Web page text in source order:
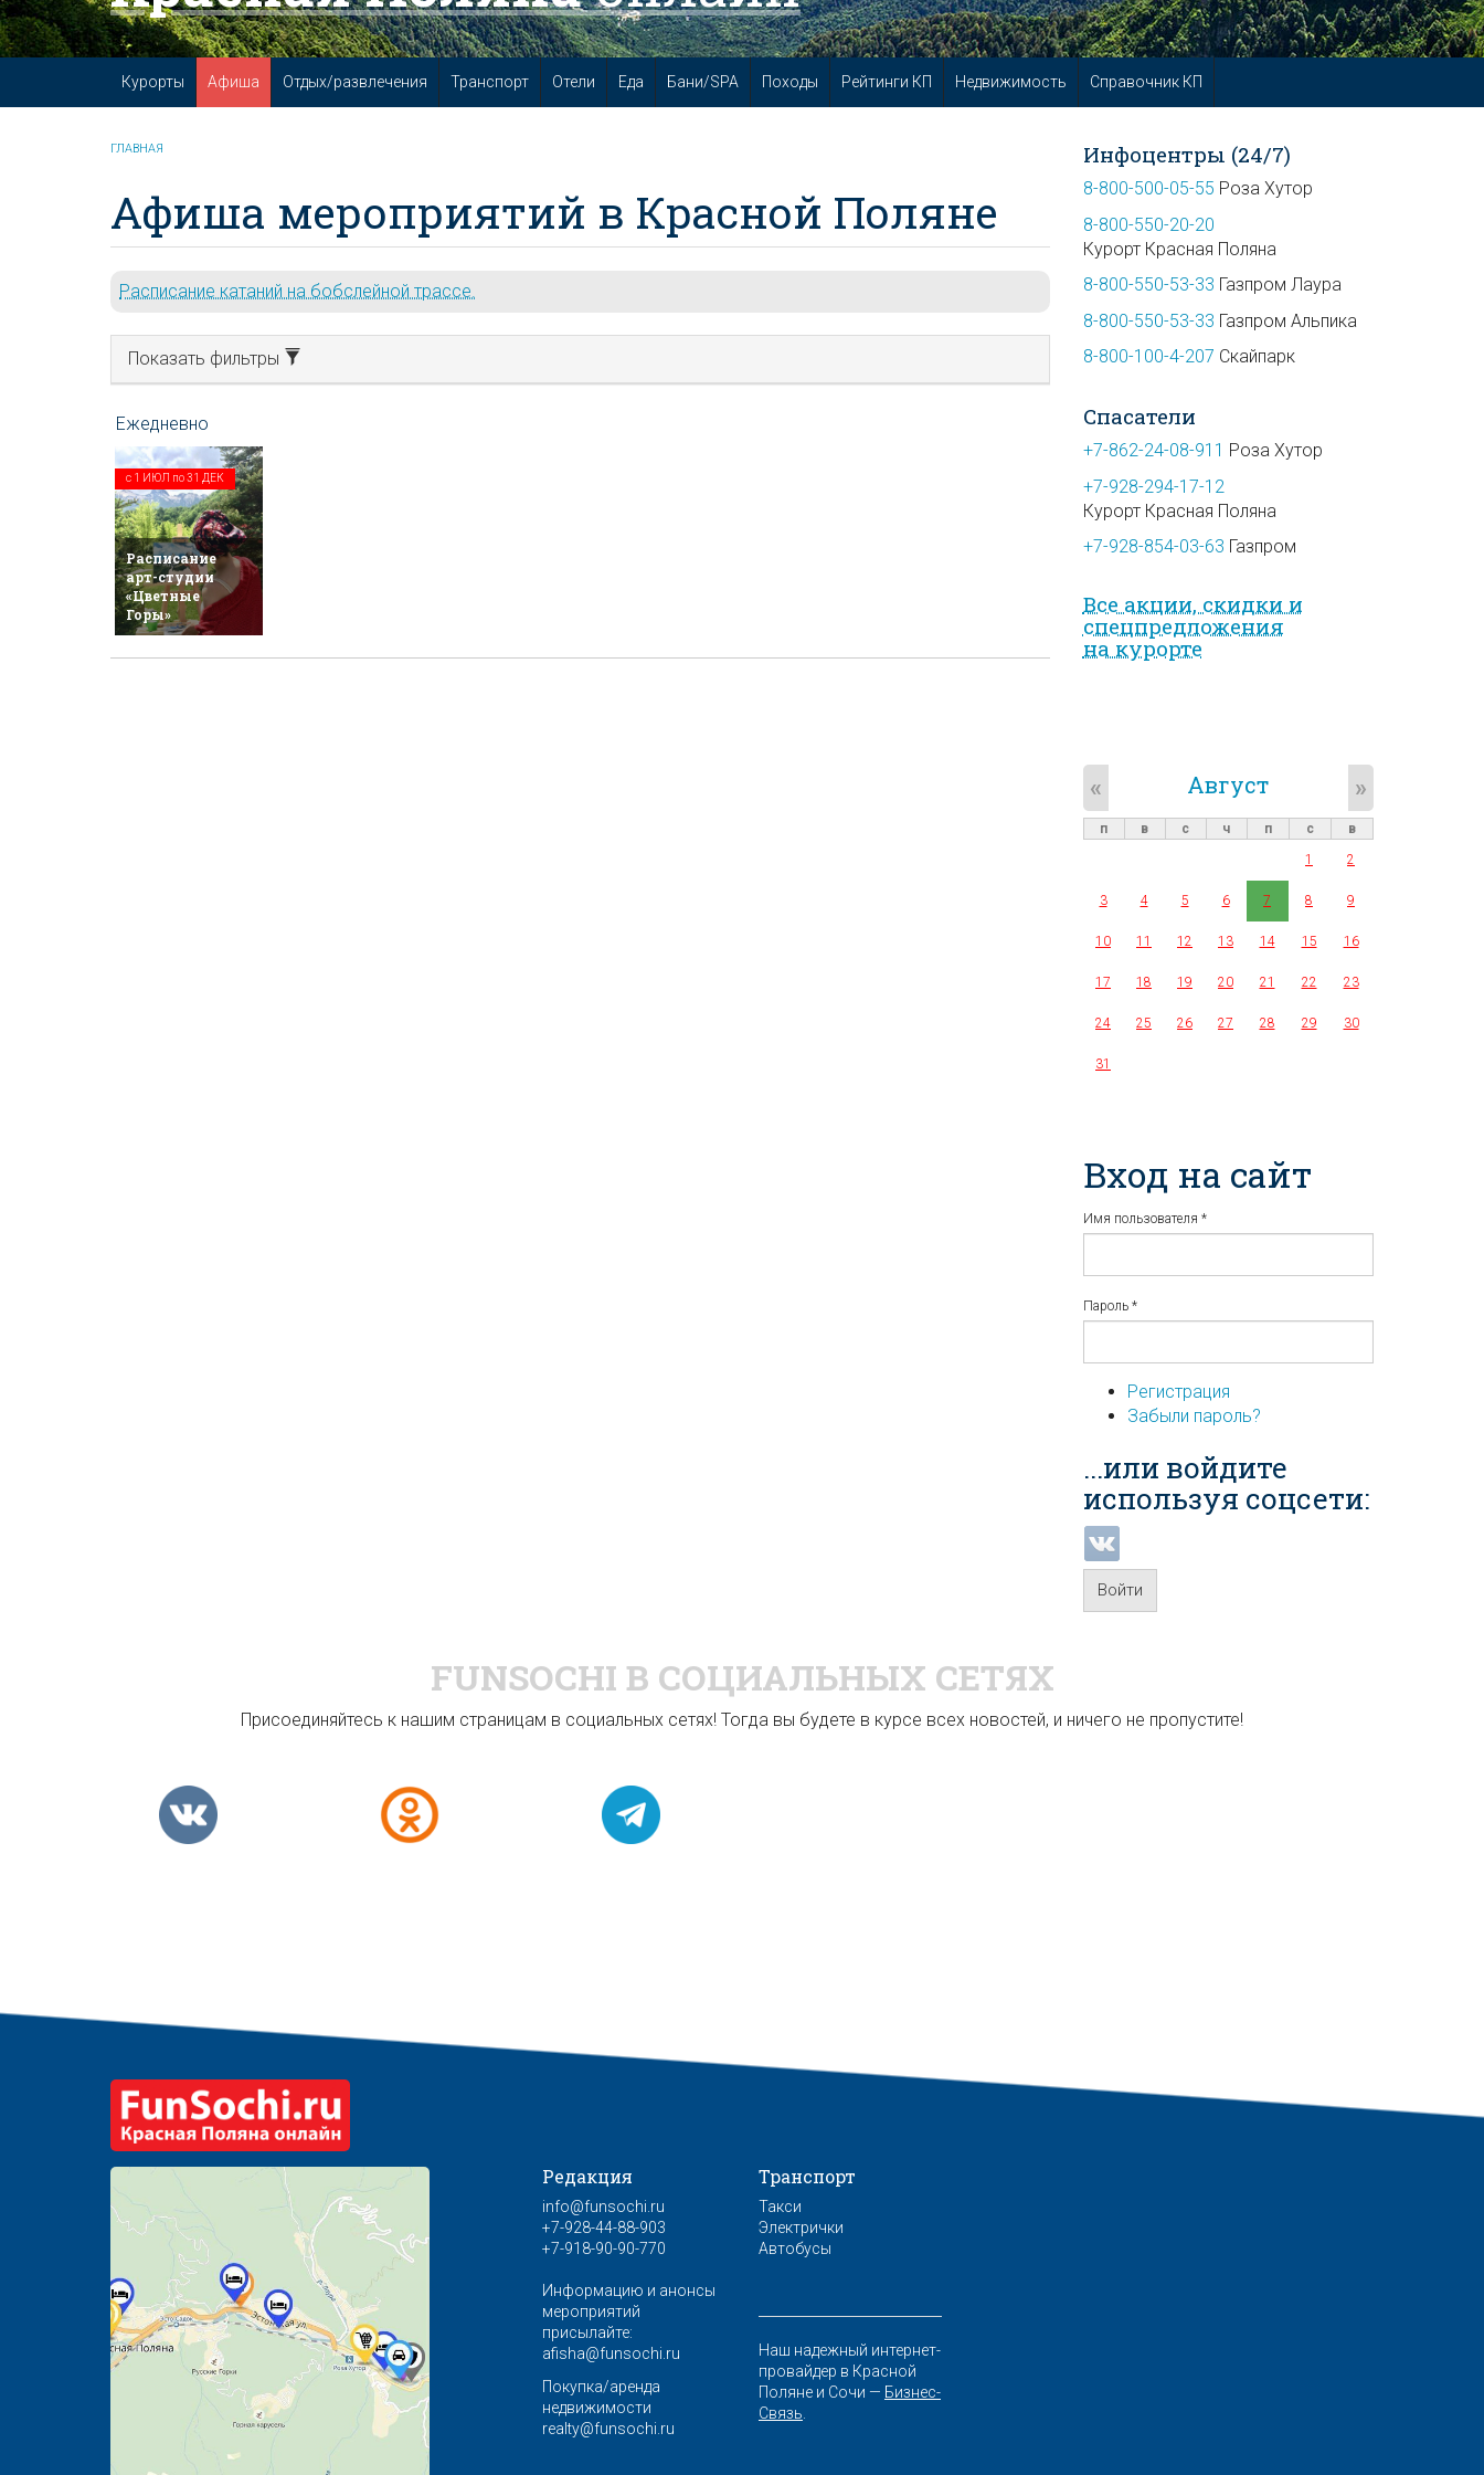
Курорты Афиша Отдых/развлечения Транспорт Отели Еда Бани/SPA Походы Рейтинги КП Недвижимость Справочник КП
ГЛАВНАЯ
Афиша мероприятий в Красной Поляне
Расписание катаний на бобслейной трассе.
Показать фильтры
с 1 ИЮЛ по31 ДЕК
Расписание
арт-студии
«Цветные
Горы»
Инфоцентры (24/7)
8-800-500-05-55 Роза Хутор
8-800-550-20-20
Курорт Красная Поляна
8-800-550-53-33 Газпром Лаура
8-800-550-53-33 Газпром Альпика
8-800-100-4-207 Скайпарк
Спасатели
+7-862-24-08-911 Роза Хутор
+7-928-294-17-12
Курорт Красная Поляна
+7-928-854-03-63 Газпром
Все акции, скидки и
спец­предложе­ния
на курорте
Август
« »
п в с ч п с
в
1
2
3 4 5 6 7 8 9
10 11 12 13 14 15 16
17 18 19 20 21 22 23
24 25 26 27 28 29 30
31
Вход на сайт
Имя пользователя *
Пароль *
Регистрация
Забыли пароль?
...или войдите
используя соцсети:
Войти
FUNSOCHI В СОЦИАЛЬНЫХ СЕТЯХ
Присоединяйтесь к нашим страницам в социальных сетях! Тогда вы будете в курсе всех новостей, и ничего не пропустите!
Редакция
info@funsochi.ru
+7-928-44-88-903
+7-918-90-90-770
Информацию и анонсы
мероприятий
присылайте:
afisha@funsochi.ru
Покупка/аренда
недвижимости
realty@funsochi.ru
Транспорт
Такси
Электрички
Автобусы
Наш надежный интернет-
провайдер в Красной
Поляне и Сочи — Бизнес-
Связь